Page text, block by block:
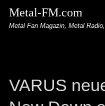
Metal-FM.com
Metal Fan Magazin, Metal
VARUS